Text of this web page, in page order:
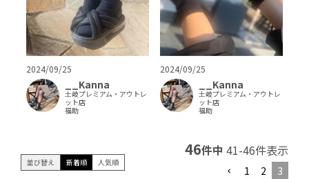
2024/09/25
__Kanna
土岐プレミアム・アウトレ
ット店
福助
2024/09/25
__Kanna
土岐プレミアム・アウトレ
ット店
福助
並び替え 新着順 人気順
46件中 41-46件表示
1 2 3